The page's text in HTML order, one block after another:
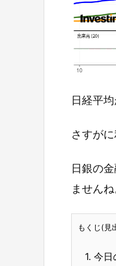
日経平
さすが
日銀の
ませんね
もくじ(見
1. 今日